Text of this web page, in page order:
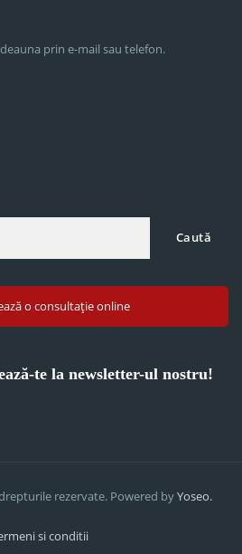
prin e-mail sau telefon.
Caută
o consultație online
te la newsletter-ul nostru!
rezervate. Powered byYoseo.
si conditii